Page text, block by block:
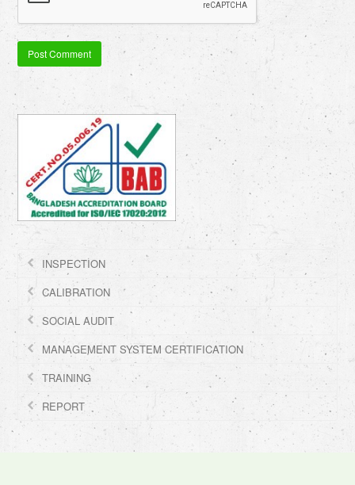
INSPECTION
CALIBRATION
SOCIAL AUDIT
MANAGEMENT SYSTEM CERTIFICATION
TRAINING
REPORT